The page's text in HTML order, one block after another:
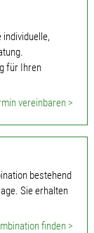
für Ihren
vereinbaren >
bestehend
Sie erhalten
finden >